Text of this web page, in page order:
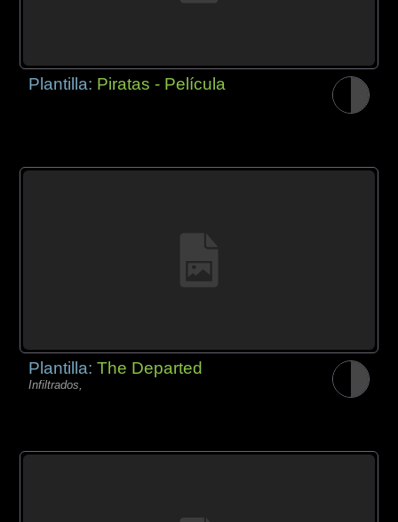
Plantilla: Piratas - Película
Plantilla:The Departed
Infiltrados,